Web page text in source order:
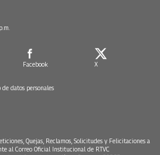
Facebook X
datos personales
Quejas, Reclamos, Solicitudes y Felicitaciones a
al Correo Oficial Institucional de RTVC